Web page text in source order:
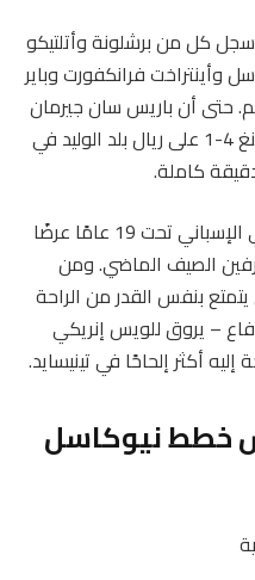
كل من برشلونة وأتلتيكو
وأينتراخت فرانكفورت وباير
حتى أن باريس سان جيرمان
كان لديه ممثل حاضر في فوز راسينغ 4-1 على ريال بلد الوليد في
وبحسب ما ورد رفض اللاعب الدولي الإسباني تحت 19 عامًا عرضًا
الصيف الماضي. ومن
بنفس القدر من الراحة
– يروق للويس إنريكي
أكثر إلحاحًا في تينيسايد.
خطط نيوكاسل